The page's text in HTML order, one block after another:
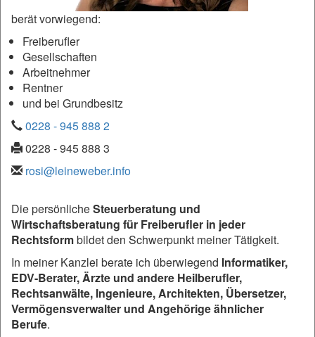
berät vorwiegend:
Freiberufler
Gesellschaften
Arbeitnehmer
Rentner
und bei Grundbesitz
0228 - 945 888 2
0228 - 945 888 3
rosi@leineweber.info
Die persönlicheSteuerberatung und
Wirtschaftsberatung für Freiberufler in jeder
Rechtsformbildet den Schwerpunkt meiner Tätigkeit.
In meiner Kanzlei berate ich überwiegend Informatiker,
EDV-Berater, Ärzte und andere Heilberufler,
Rechtsanwälte, Ingenieure, Architekten, Übersetzer,
Vermögensverwalter und Angehörige ähnlicher
Berufe.